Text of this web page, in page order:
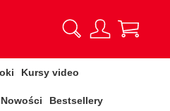
Kursy video
Nowości Bestsellery